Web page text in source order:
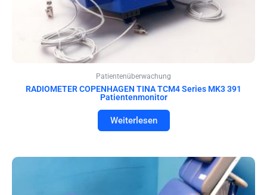
Patientenüberwachung
RADIOMETER COPENHAGEN TINA TCM4 Series MK3 391
Patientenmonitor
Weiterlesen